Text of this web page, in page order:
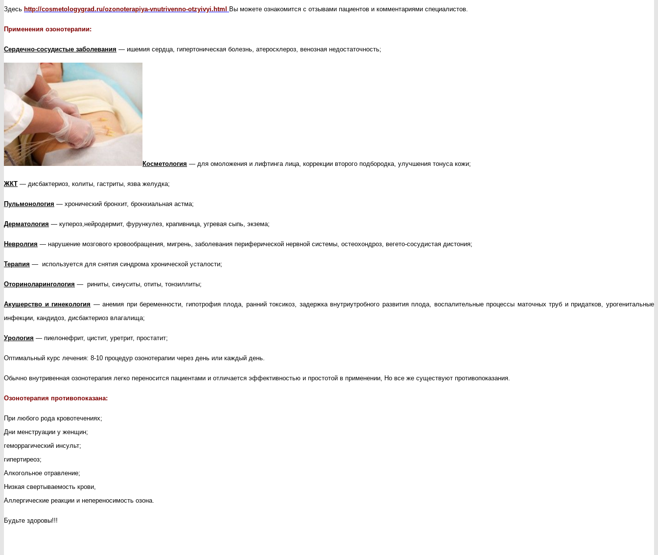
Здесь http://cosmetologygrad.ru/ozonoterapiya-vnutrivenno-otzyivyi.html Вы можете ознакомится с отзывами пациентов и комментариями специалистов.
Применения озонотерапии:
Сердечно-сосудистые заболевания — ишемия сердца, гипертоническая болезнь, атеросклероз, венозная недостаточность;
Косметология — для омоложения и лифтинга лица, коррекции второго подбородка, улучшения тонуса кожи;
ЖКТ — дисбактериоз, колиты, гастриты, язва желудка;
Пульмонология — хронический бронхит, бронхиальная астма;
Дерматология — купероз,нейродермит, фурункулез, крапивница, угревая сыпь, экзема;
Невролгия — нарушение мозгового кровообращения, мигрень, заболевания периферической нервной системы, остеохондроз, вегето-сосудистая дистония;
Терапия — используется для снятия синдрома хронической усталости;
Оториноларингология — риниты, синуситы, отиты, тонзиллиты;
Акушерство и гинекология — анемия при беременности, гипотрофия плода, ранний токсикоз, задержка внутриутробного развития плода, воспалительные процессы маточных труб и придатков, урогенитальные
инфекции, кандидоз, дисбактериоз влагалища;
Урология — пиелонефрит, цистит, уретрит, простатит;
Оптимальный курс лечения: 8-10 процедур озонотерапии через день или каждый день
Обычно внутривенная озонотерапия легко переносится пациентами и отличается эффективностью и простотой в применении, Но все же существуют противопоказания.
Озонотерапия противопоказана:
При любого рода кровотечениях;
Дни менструации у женщин;
геморрагический инсульт;
гипертиреоз;
Алкогольное отравление;
Низкая свертываемость крови,
Аллергические реакции и непереносимость озона.
Будьте здоровы!!!